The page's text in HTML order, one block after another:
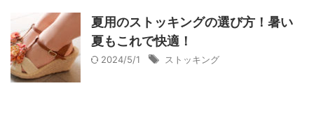
夏用のストッキングの選び方！暑い
夏もこれで快適！
2024/5/1 ストッキング